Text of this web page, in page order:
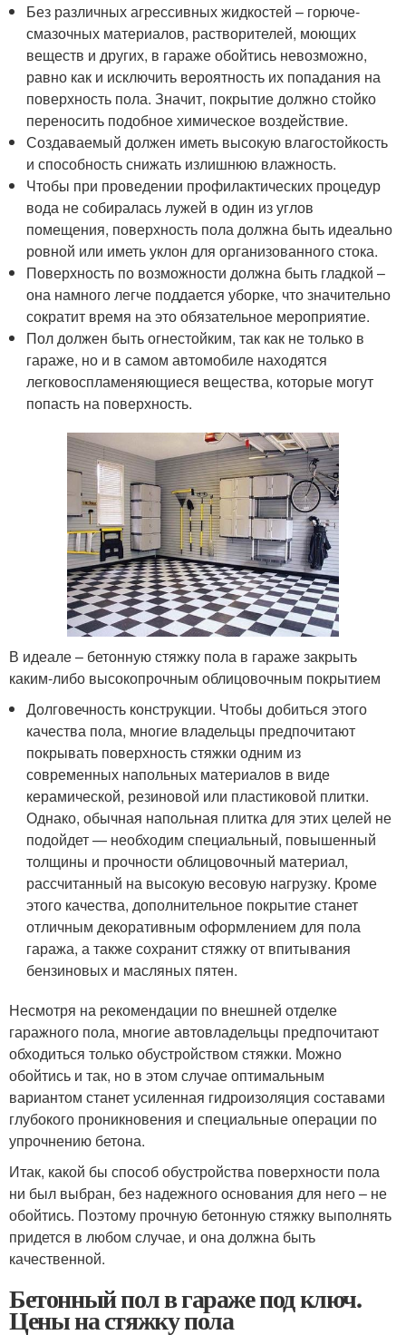
Без различных агрессивных жидкостей – горюче-
смазочных материалов, растворителей, моющих
веществ и других, в гараже обойтись невозможно,
равно как и исключить вероятность их попадания на
поверхность пола. Значит, покрытие должно стойко
переносить подобное химическое воздействие.
Создаваемый должен иметь высокую влагостойкость
и способность снижать излишнюю влажность.
Чтобы при проведении профилактических процедур
вода не собиралась лужей в один из углов
помещения, поверхность пола должна быть идеально
ровной или иметь уклон для организованного стока.
Поверхность по возможности должна быть гладкой –
она намного легче поддается уборке, что значительно
сократит время на это обязательное мероприятие.
Пол должен быть огнестойким, так как не только в
гараже, но и в самом автомобиле находятся
легковоспламеняющиеся вещества, которые могут
попасть на поверхность.
В идеале – бетонную стяжку пола в гараже закрыть
каким-либо высокопрочным облицовочным покрытием
Долговечность конструкции. Чтобы добиться этого
качества пола, многие владельцы предпочитают
покрывать поверхность стяжки одним из
современных напольных материалов в виде
керамической, резиновой или пластиковой плитки.
Однако, обычная напольная плитка для этих целей не
подойдет — необходим специальный, повышенный
толщины и прочности облицовочный материал,
рассчитанный на высокую весовую нагрузку. Кроме
этого качества, дополнительное покрытие станет
отличным декоративным оформлением для пола
гаража, а также сохранит стяжку от впитывания
бензиновых и масляных пятен.
Несмотря на рекомендации по внешней отделке
гаражного пола, многие автовладельцы предпочитают
обходиться только обустройством стяжки. Можно
обойтись и так, но в этом случае оптимальным
вариантом станет усиленная гидроизоляция составами
глубокого проникновения и специальные операции по
упрочнению бетона.
Итак, какой бы способ обустройства поверхности пола
ни был выбран, без надежного основания для него – не
обойтись. Поэтому прочную бетонную стяжку выполнять
придется в любом случае, и она должна быть
качественной.
Бетонный пол в гараже под ключ.
Цены на стяжку пола